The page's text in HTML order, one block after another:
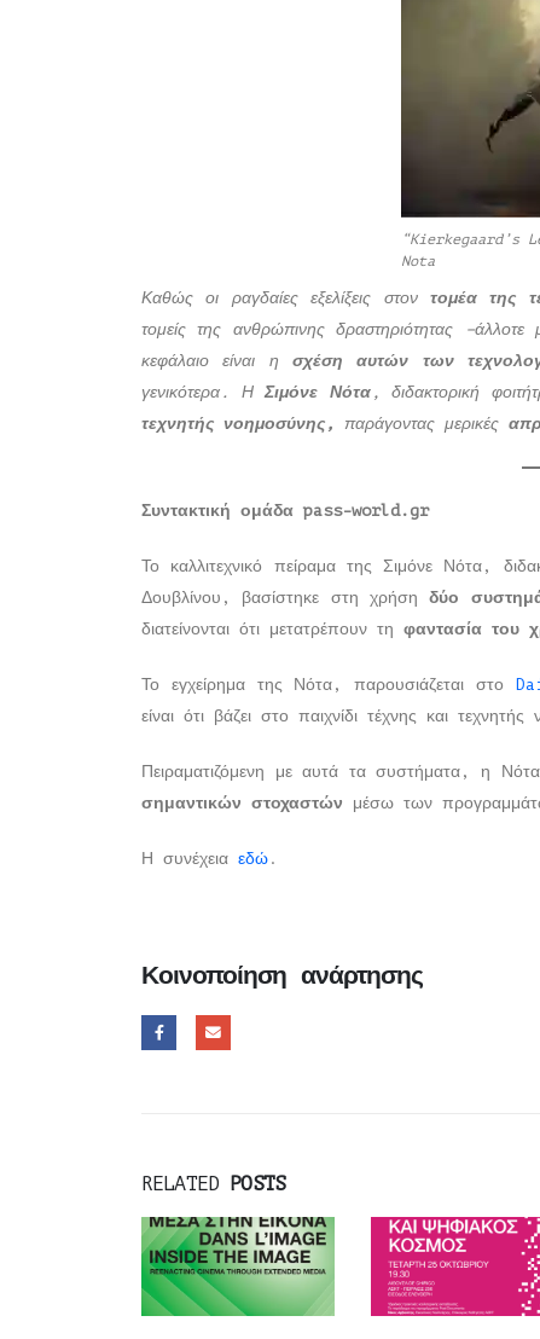
“Kierkegaard’s
Nota
Καθώς οι ραγδαίες εξελίξεις στον τομέα της
τομείς της ανθρώπινης δραστηριότητας –άλλοτε
κεφάλαιο είναι ησχέση αυτών των
γενικότερα. ΗΣιμόνε Νότα, διδακτορική
τεχνητής νοημοσύνης,
παράγοντας μερικές
Συντακτική ομάδα pass-world. gr
Το καλλιτεχνικό πείραμα της Σιμόνε Νότα,
Δουβλίνου, βασίστηκε στη χρήσηδύο
διατείνονται ότι μετατρέπουν τη φαντασία του
Το εγχείρημα της Νότα, παρουσιάζεται στο
είναι ότι βάζει στο παιχνίδι τέχνης και
Πειραματιζόμενη με αυτά τα συστήματα, η
σημαντικών στοχαστών μέσω των
Η συνέχεια εδώ .
Κοινοποίηση ανάρτησης
RELATED POSTS